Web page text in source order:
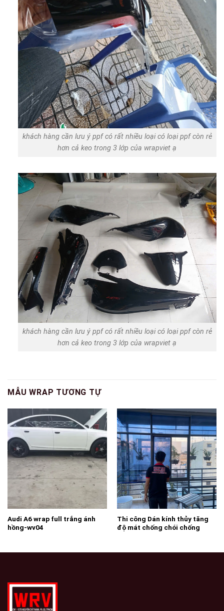
khách hàng cần lưu ý ppf có rất nhiều loại có loại ppf còn rẻ
hơn cả keo trong 3 lớp của wrapviet ạ
khách hàng cần lưu ý ppf có rất nhiều loại có loại ppf còn rẻ
hơn cả keo trong 3 lớp của wrapviet ạ
MẪU WRAP TƯƠNG TỰ
Audi A6 wrap full trắng ánh
hồng-wv04
Thi công Dán kính thủy tăng
độ mát chống chói chống
trên mọi miền tổ quốc-wv360